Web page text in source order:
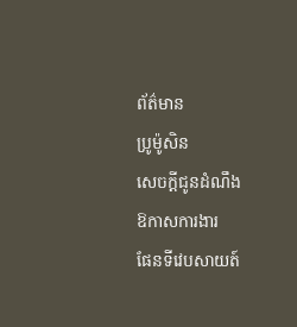
ព័ត៌មាន
ប្រូម៉ូសិន
សេចក្ដីជូនដំណឹង
ឱកាសការងារ
ផែនទីវេបសាយត៍